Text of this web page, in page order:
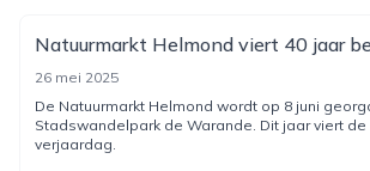
Natuurmarkt Helmond viert 40 jaar
26 mei 2025
De Natuurmarkt Helmond wordt op 8 juni
Stadswandelpark de Warande. Dit jaar viert de
verjaardag.